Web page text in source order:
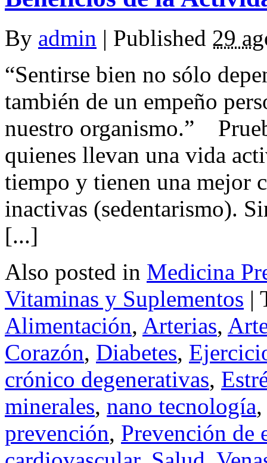
By admin | Published 29
“Sentirse bien no sólo
también de un empeño
nuestro organismo.”
quienes llevan una vida
tiempo y tienen una mejor
inactivas (sedentarismo).
[...]
Also posted in Medicina
Vitaminas y Suplementos |
Alimentación, Arterias,
Corazón, Diabetes,
crónico degenerativas,
minerales, nano tecnología
prevención, Prevención de